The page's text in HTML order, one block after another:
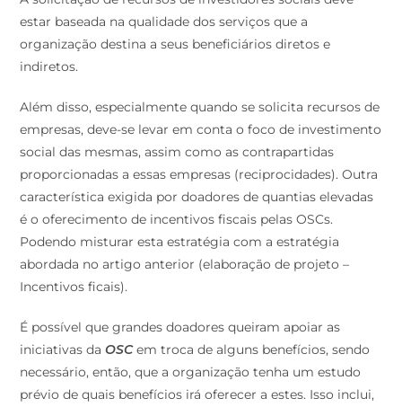
estar baseada na qualidade dos serviços que a
organização destina a seus beneficiários diretos e
indiretos.
Além disso, especialmente quando se solicita recursos de
empresas, deve-se levar em conta o foco de investimento
social das mesmas, assim como as contrapartidas
proporcionadas a essas empresas (reciprocidades). Outra
característica exigida por doadores de quantias elevadas
é o oferecimento de incentivos fiscais pelas OSCs.
Podendo misturar esta estratégia com a estratégia
abordada no artigo anterior (elaboração de projeto –
Incentivos ficais).
É possível que grandes doadores queiram apoiar as
iniciativas daOSCem troca de alguns benefícios, sendo
necessário, então, que a organização tenha um estudo
prévio de quais benefícios irá oferecer a estes. Isso inclui,